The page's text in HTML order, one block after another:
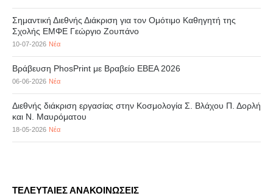
Σημαντική Διεθνής Διάκριση για τον Ομότιμο Καθηγητή της
Σχολής ΕΜΦΕ Γεώργιο Ζουπάνο
10-07-2026 Νέα
Βράβευση PhosPrint με Βραβείο ΕΒΕΑ 2026
06-06-2026 Νέα
Διεθνής διάκριση εργασίας στην Κοσμολογία Σ. Βλάχου Π. Δορλή
και Ν. Μαυρόματου
18-05-2026 Νέα
ΤΕΛΕΥΤΑΙΕΣ ΑΝΑΚΟΙΝΩΣΕΙΣ